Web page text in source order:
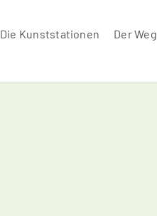
Die Kunststationen Der Weg